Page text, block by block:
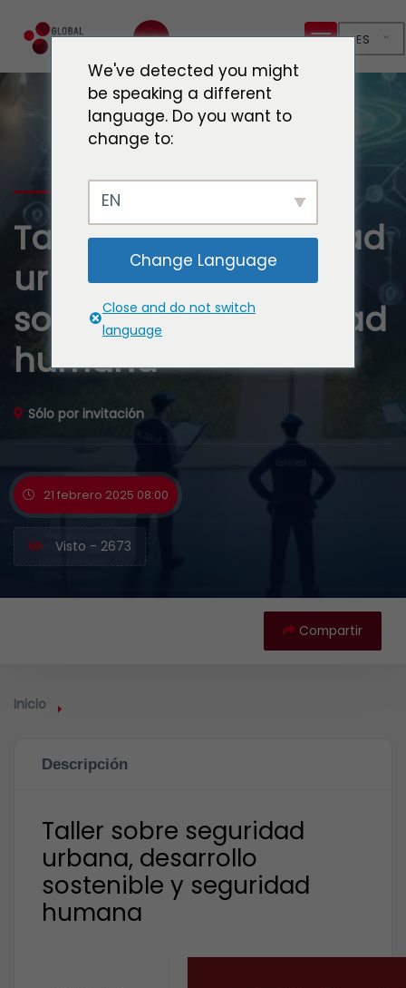
ES
Taller sobre seguridad
urbana, desarrollo
sostenible y seguridad
humana
Sólo por invitación
21 febrero 2025 08:00
Visto - 2673
Compartir
Inicio
Descripción
Taller sobre seguridad
urbana, desarrollo
sostenible y seguridad
humana
We've detected you might
be speaking a different
language. Do you want to
change to:
EN
Change Language
Close and do not switch
language